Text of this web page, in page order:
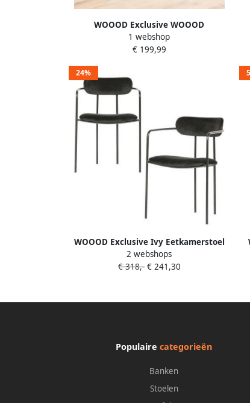
WOOOD Exclusive WOOOD
Eetkamerstoel Elaine Velvet met
armleuning
1 webshop
€ 199,99
24%
WOOOD Exclusive Ivy Eetkamerstoel
Fluweel Zwart Set van 2
2 webshops
€ 318,-€ 241,30
Populairecategorieën
Banken
Stoelen